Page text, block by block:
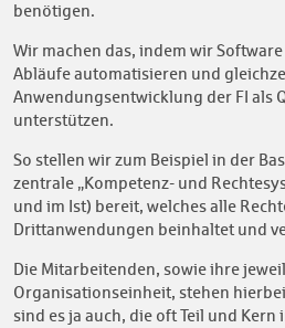
benötigen.
Wir machen das, indem wir
Abläufe automatisieren und
Anwendungsentwicklung der FI als
unterstützen.
So stellen wir zum Beispiel in der
zentrale „Kompetenz- und
und im Ist) bereit, welches alle
Drittanwendungen beinhaltet und
Die Mitarbeitenden, sowie ihre
Organisationseinheit, stehen
sind es ja auch, die oft Teil und